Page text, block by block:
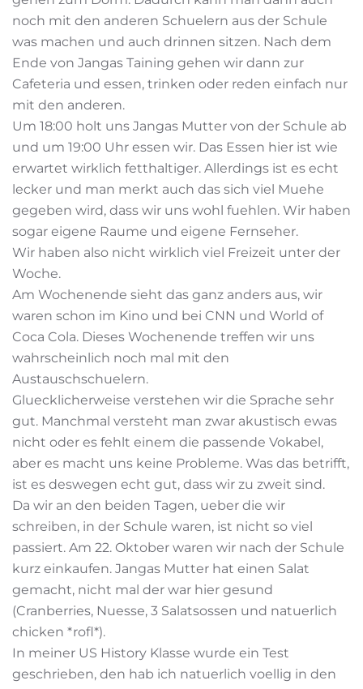
noch mit den anderen Schuelern aus der Schule
was machen und auch drinnen sitzen. Nach dem
Ende von Jangas Taining gehen wir dann zur
Cafeteria und essen, trinken oder reden einfach nur
mit den anderen.
Um 18:00 holt uns Jangas Mutter von der Schule ab
und um 19:00 Uhr essen wir. Das Essen hier ist wie
erwartet wirklich fetthaltiger. Allerdings ist es echt
lecker und man merkt auch das sich viel Muehe
gegeben wird, dass wir uns wohl fuehlen. Wir haben
sogar eigene Raume und eigene Fernseher.
Wir haben also nicht wirklich viel Freizeit unter der
Woche.
Am Wochenende sieht das ganz anders aus, wir
waren schon im Kino und bei CNN und World of
Coca Cola. Dieses Wochenende treffen wir uns
wahrscheinlich noch mal mit den
Austauschschuelern.
Gluecklicherweise verstehen wir die Sprache sehr
gut. Manchmal versteht man zwar akustisch ewas
nicht oder es fehlt einem die passende Vokabel,
aber es macht uns keine Probleme. Was das betrifft,
ist es deswegen echt gut, dass wir zu zweit sind.
Da wir an den beiden Tagen, ueber die wir
schreiben, in der Schule waren, ist nicht so viel
passiert. Am 22. Oktober waren wir nach der Schule
kurz einkaufen. Jangas Mutter hat einen Salat
gemacht, nicht mal der war hier gesund
(Cranberries, Nuesse, 3 Salatsossen und natuerlich
chicken *rofl*).
In meiner US History Klasse wurde ein Test
geschrieben, den hab ich natuerlich voellig in den